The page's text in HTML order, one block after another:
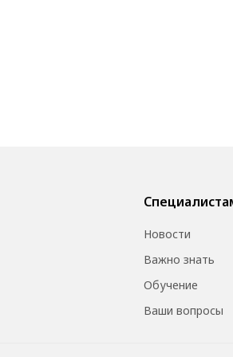
Новости
Важно знать
Обучение
Ваши вопросы